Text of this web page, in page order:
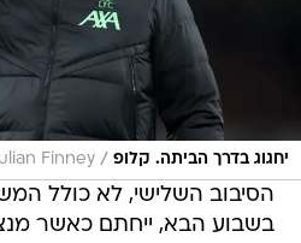
יחגוג בדרך הביתה. קלופ /
Finney
הסיבוב השלישי, לא כולל
בשבוע הבא, ייחתם כאשר